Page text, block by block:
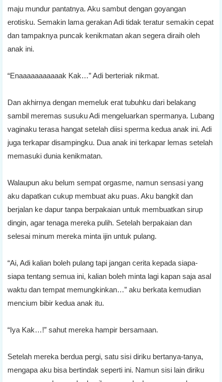
maju mundur pantatnya. Aku sambut dengan goyangan
erotisku. Semakin lama gerakan Adi tidak teratur semakin cepat
dan tampaknya puncak kenikmatan akan segera diraih oleh
anak ini.
“Enaaaaaaaaaaak Kak…” Adi berteriak nikmat.
Dan akhirnya dengan memeluk erat tubuhku dari belakang
sambil meremas susuku Adi mengeluarkan spermanya. Lubang
vaginaku terasa hangat setelah diisi sperma kedua anak ini. Adi
juga terkapar disampingku. Dua anak ini terkapar lemas setelah
memasuki dunia kenikmatan.
Walaupun aku belum sempat orgasme, namun sensasi yang
aku dapatkan cukup membuat aku puas. Aku bangkit dan
berjalan ke dapur tanpa berpakaian untuk membuatkan sirup
dingin, agar tenaga mereka pulih. Setelah berpakaian dan
selesai minum mereka minta ijin untuk pulang.
“Ai, Adi kalian boleh pulang tapi jangan cerita kepada siapa-
siapa tentang semua ini, kalian boleh minta lagi kapan saja asal
waktu dan tempat memungkinkan…” aku berkata kemudian
mencium bibir kedua anak itu.
“Iya Kak…!” sahut mereka hampir bersamaan.
Setelah mereka berdua pergi, satu sisi diriku bertanya-tanya,
mengapa aku bisa bertindak seperti ini. Namun sisi lain diriku